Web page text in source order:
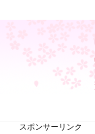
スポンサーリンク